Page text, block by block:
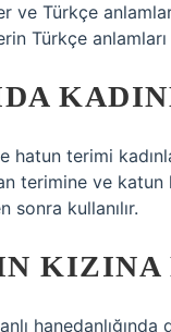
ve Türkçe
Türkçe anlamları
hatun terimi
terimine ve katun
sonra kullanılır.
KIZINA